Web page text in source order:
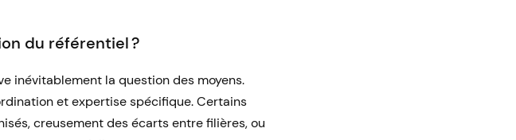
du référentiel ?
inévitablement la question des moyens.
et expertise spécifique. Certains
creusement des écarts entre filières, ou